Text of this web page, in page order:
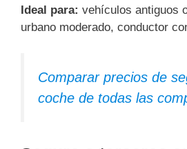
Ideal para: vehículos antiguos
urbano moderado, conductor
Comparar precios de
coche de todas las